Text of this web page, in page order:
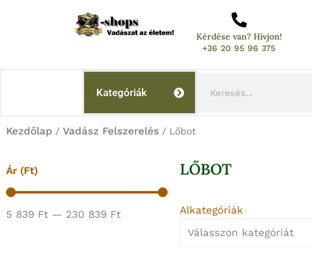
Kérdése van? Hívjon!
+36 20 95 96 375
Kategóriák
Kezdőlap / Vadász Felszerelés / Lőbot
Ár (Ft)
5 839 Ft — 230 839 Ft
LŐBOT
Alkategóriák
Válasszon kategóriát